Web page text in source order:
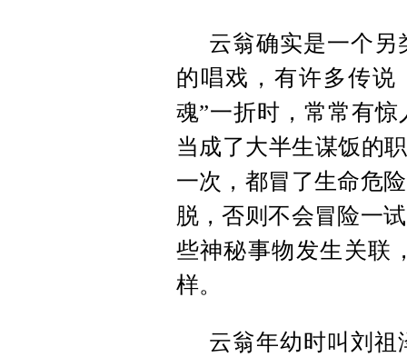
云翁确实是一个
的唱戏，有许多传说
魂”一折时，常常有
当成了大半生谋饭的
一次，都冒了生命危
脱，否则不会冒险一
些神秘事物发生关联
样。
云翁年幼时叫刘